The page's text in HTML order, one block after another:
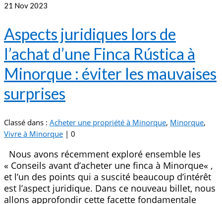
21 Nov 2023
Aspects juridiques lors de
l’achat d’une Finca Rústica à
Minorque : éviter les mauvaises
surprises
Classé dans : Acheter une propriété à Minorque, Minorque,
Vivre à Minorque | 0
Nous avons récemment exploré ensemble les
« Conseils avant d’acheter une finca à Minorque« ,
et l’un des points qui a suscité beaucoup d’intérêt
est l’aspect juridique. Dans ce nouveau billet, nous
allons approfondir cette facette fondamentale